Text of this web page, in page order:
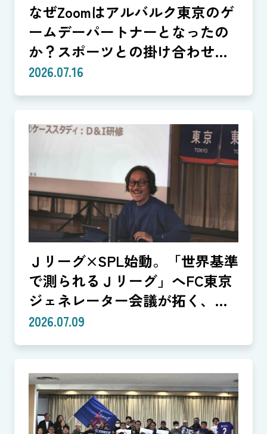
なぜZoomはアルバルク東京のゲ
ームデーパートナーとなったの
か？スポーツとの掛け合わせで
生まれる体験
2026.07.16
Ｊリーグ×SPL始動。「世界基準
で測られるＪリーグ」へFC東京
ジェネレーター会議が拓く、
「社会価値」を投資言語に変え
る共創モデル—SROIで「いい
クラブは「社会実装」のハブへ
—（Splat Inc. 横井良昭）【後
編】
2026.07.09